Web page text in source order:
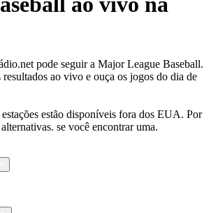
pode seguir a Major League Baseball.
ao vivo e ouça os jogos do dia de
estão disponíveis fora dos EUA. Por
se você encontrar uma.